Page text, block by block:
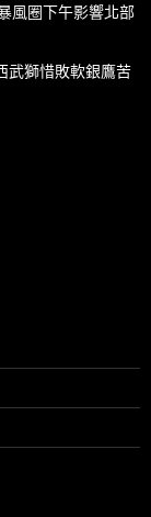
風圈下午影響北部
武獅惜敗軟銀鷹苦